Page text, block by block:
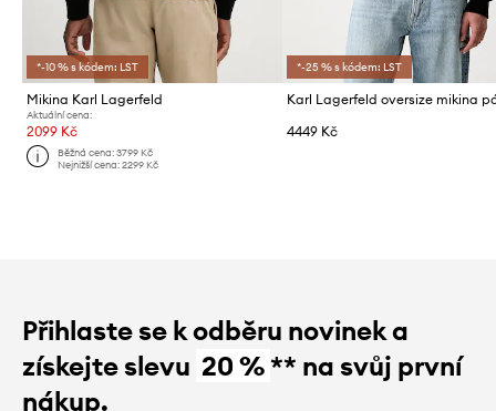
*-10 % s kódem: LST
Mikina Karl Lagerfeld
Aktuální cena:
2099 Kč
Běžná cena:3799 Kč
Nejnižší cena:2299 Kč
*-25 % s kódem: LST
4449 Kč
Přihlaste se k odběru novinek a
získejte slevu 20 %** na svůj první
nákup.